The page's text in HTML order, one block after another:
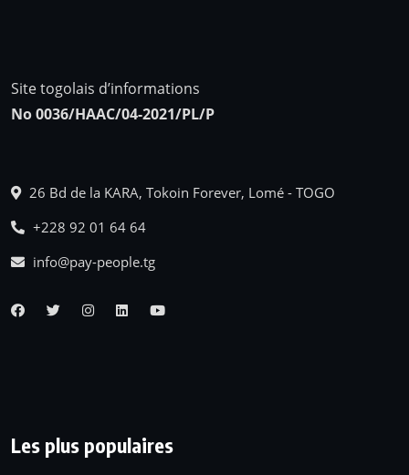
Site togolais d’informations
No 0036/HAAC/04-2021/PL/P
26 Bd de la KARA, Tokoin Forever, Lomé - TOGO
+228 92 01 64 64
info@pay-people.tg
Les plus populaires